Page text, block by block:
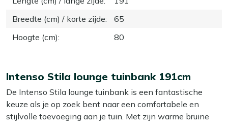
Breedte (cm) / korte zijde:
65
Hoogte (cm): 80
Intenso Stila lounge tuinbank 191cm
De Intenso Stila lounge tuinbank is een fantastische
keuze als je op zoek bent naar een comfortabele en
stijlvolle toevoeging aan je tuin. Met zijn warme bruine